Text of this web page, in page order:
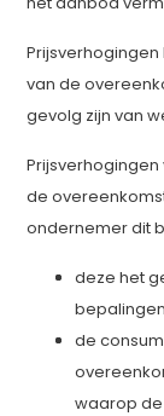
van de
gevolg zijn van
de
ondernemer dit
deze het
de
waarop